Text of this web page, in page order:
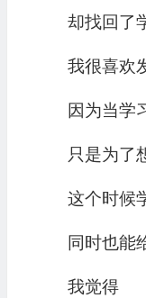
却找回了
我很喜欢
因为当学
只是为了
这个时候
同时也能
我觉得